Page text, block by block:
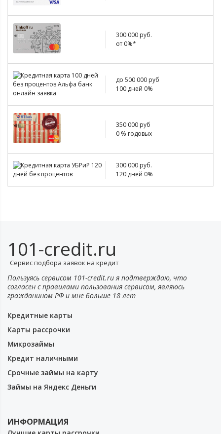
300 000 руб.
от 0%*
до 500 000 руб
100 дней 0%
350 000 руб
0 % годовых
300 000 руб.
120 дней 0%
101-credit.ru
Сервис подбора заявок на кредит
Пользуясь сервисом 101-credit.ru я подтверждаю, что
согласен с правилами пользования сервисом, являюсь
гражданином РФ и мне больше 18 лет
Кредитные карты
Карты рассрочки
Микрозаймы
Кредит наличными
Срочные займы на карту
Займы на Яндекс Деньги
ИНФОРМАЦИЯ